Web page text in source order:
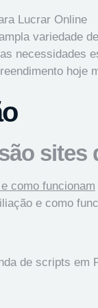
variedade
necessidades
hoje
e como
de scripts em